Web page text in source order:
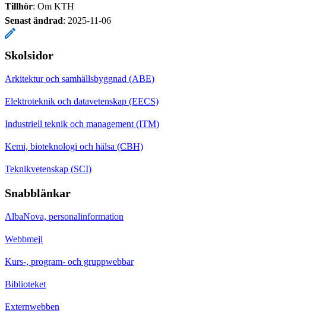
Tillhör: Om KTH
Senast ändrad: 2025-11-06
Skolsidor
Arkitektur och samhällsbyggnad (ABE)
Elektroteknik och datavetenskap (EECS)
Industriell teknik och management (ITM)
Kemi, bioteknologi och hälsa (CBH)
Teknikvetenskap (SCI)
Snabblänkar
AlbaNova, personalinformation
Webbmejl
Kurs-, program- och gruppwebbar
Biblioteket
Externwebben